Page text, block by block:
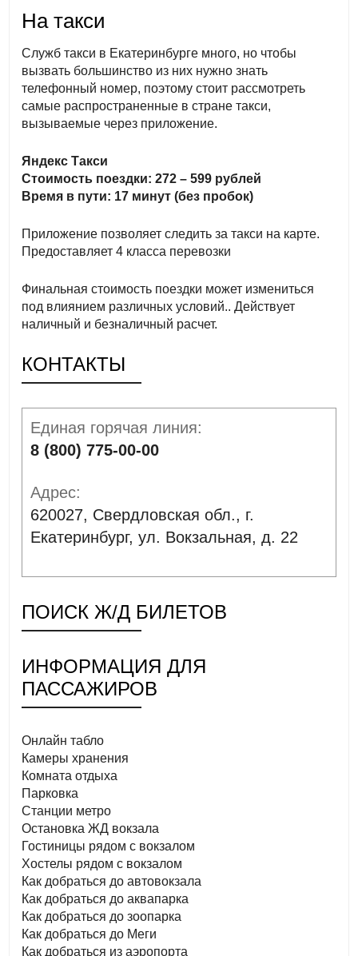
На такси
Служб такси в Екатеринбурге много, но чтобы
вызвать большинство из них нужно знать
телефонный номер, поэтому стоит рассмотреть
самые распространенные в стране такси,
вызываемые через приложение.
Яндекс Такси
Стоимость поездки: 272 – 599 рублей
Время в пути: 17 минут (без пробок)
Приложение позволяет следить за такси на карте.
Предоставляет 4 класса перевозки
Финальная стоимость поездки может измениться
под влиянием различных условий.. Действует
наличный и безналичный расчет.
КОНТАКТЫ
Единая горячая линия:
8 (800) 775-00-00
Адрес:
620027, Свердловская обл., г.
Екатеринбург, ул. Вокзальная, д. 22
ПОИСК Ж/Д БИЛЕТОВ
ИНФОРМАЦИЯ ДЛЯ
ПАССАЖИРОВ
Онлайн табло
Камеры хранения
Комната отдыха
Парковка
Станции метро
Остановка ЖД вокзала
Гостиницы рядом с вокзалом
Хостелы рядом с вокзалом
Как добраться до автовокзала
Как добраться до аквапарка
Как добраться до зоопарка
Как добраться до Меги
Как добраться из аэропорта